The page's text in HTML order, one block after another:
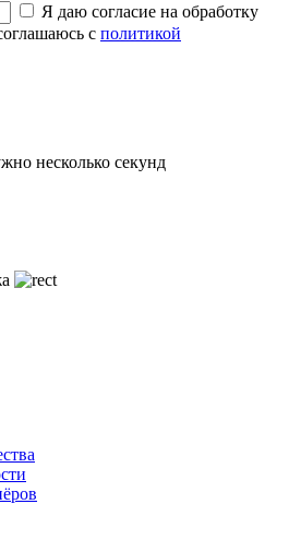
Я даю согласие на обработку
с политикой
несколько секунд